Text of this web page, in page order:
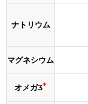
ナトリウム
マグネシウム
オメガ3*